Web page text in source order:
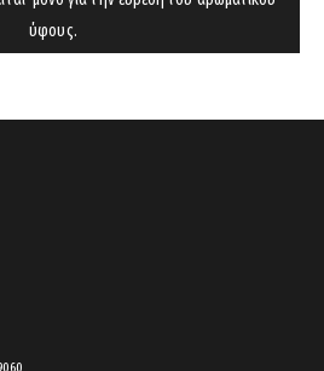
ύφους.